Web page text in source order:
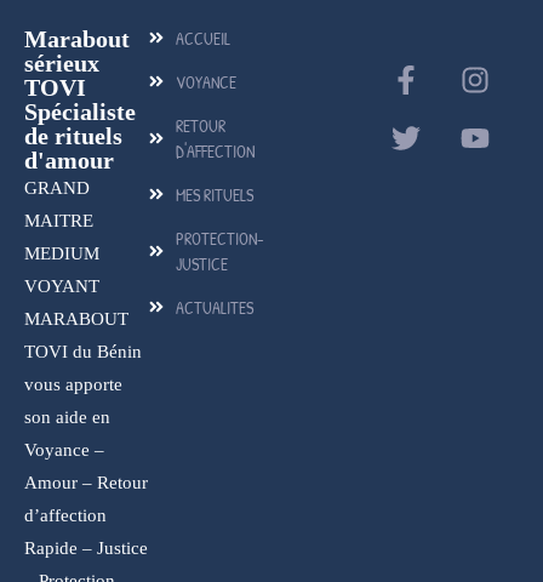
Marabout
sérieux
TOVI
Spécialiste
de rituels
d'amour
GRAND
MAITRE
MEDIUM
VOYANT
MARABOUT
TOVI du Bénin
vous apporte
son aide en
Voyance –
Amour – Retour
d’affection
Rapide – Justice
ACCUEIL
VOYANCE
RETOUR
D'AFFECTION
MES RITUELS
PROTECTION-
JUSTICE
ACTUALITES